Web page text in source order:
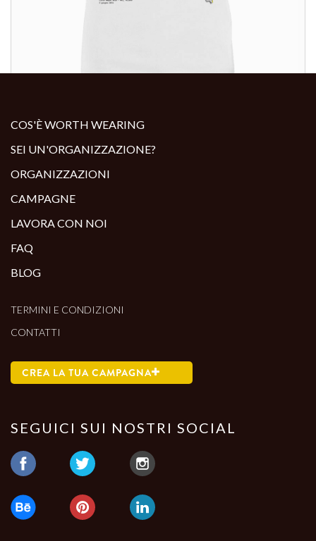
COS'È WORTH WEARING
SEI UN'ORGANIZZAZIONE?
ORGANIZZAZIONI
CAMPAGNE
LAVORA CON NOI
FAQ
BLOG
TERMINI E CONDIZIONI
CONTATTI
CREA LA TUA CAMPAGNA
SEGUICI SUI NOSTRI SOCIAL